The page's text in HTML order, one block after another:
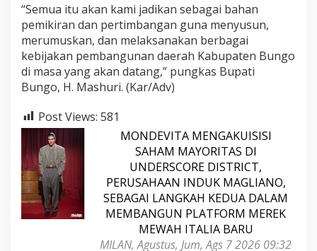
“Semua itu akan kami jadikan sebagai bahan
pemikiran dan pertimbangan guna menyusun,
merumuskan, dan melaksanakan berbagai
kebijakan pembangunan daerah Kabupaten Bungo
di masa yang akan datang,” pungkas Bupati
Bungo, H. Mashuri. (Kar/Adv)
Post Views: 581
MONDEVITA MENGAKUISISI
SAHAM MAYORITAS DI
UNDERSCORE DISTRICT,
PERUSAHAAN INDUK MAGLIANO,
SEBAGAI LANGKAH KEDUA DALAM
MEMBANGUN PLATFORM MEREK
MEWAH ITALIA BARU
MILAN, Agustus, Jum, Ags 7 2026 09:32